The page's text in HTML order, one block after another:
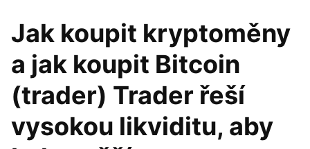
Jak koupit kryptoměny
a jak koupit Bitcoin
(trader) Trader řeší
vysokou likviditu, aby